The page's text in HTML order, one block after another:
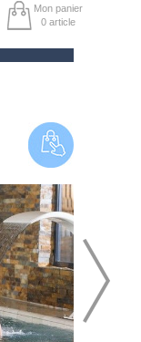
Mon panier
0 article